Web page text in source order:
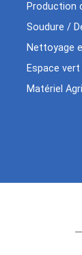
Production
Soudure /
Nettoyage
Espace
Matériel